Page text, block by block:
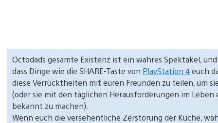
Octodads gesamte Existenz ist ein wahres Spektakel,
dass Dinge wie die SHARE-Taste von PlayStation 4euch
diese Verrücktheiten mit euren Freunden zu teilen, um
(oder sie mit den täglichen Herausforderungen im Leben
bekannt zu machen).
Wenn euch die versehentliche Zerstörung der Küche,